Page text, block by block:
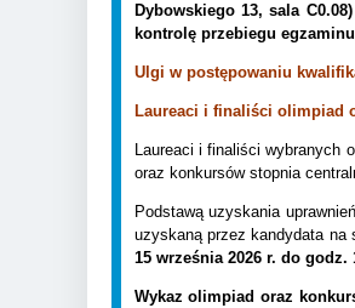
Dybowskiego 13, sala
kontrolę przebiegu
Ulgi w postępowaniu
Laureaci i finaliści olimpiad
Laureaci i finaliści wybranych
oraz konkursów stopnia
Podstawą uzyskania
uzyskaną przez kandydata na
15 września 2026 r. do godz.
Wykaz olimpiad oraz